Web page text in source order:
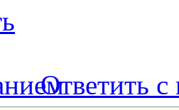
Ответить с